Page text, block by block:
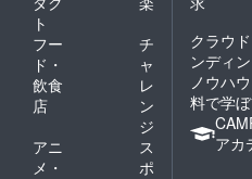
ト
フー
ド・
飲食
店
チ
ャ
レ
ン
ジ
アニ
メ・
ス
ポ
クラウ
ンディ
ノウハ
料で学ぼ
アカ